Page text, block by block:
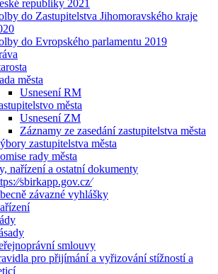
republiky 2021
do Zastupitelstva Jihomoravského kraje
do Evropského parlamentu 2019
města
Usnesení RM
města
Usnesení ZM
Záznamy ze zasedání zastupitelstva města
zastupitelstva města
rady města
nařízení a ostatní dokumenty
závazné vyhlášky
smlouvy
pro přijímání a vyřizování stížností a